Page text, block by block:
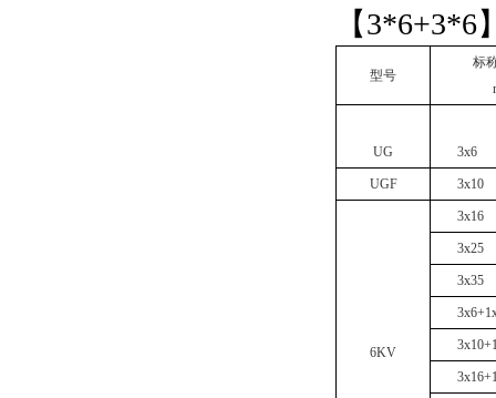
【3*6+3*6
型号
标
UG 3x6
UGF 3x10
6KV
3x16
3x25
3x35